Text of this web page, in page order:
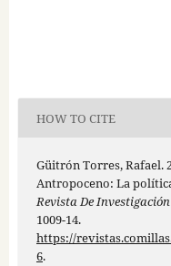
HOW TO CITE
Güitrón Torres, Rafael.
Antropoceno: La
Revista De
1009-14.
https://
6.